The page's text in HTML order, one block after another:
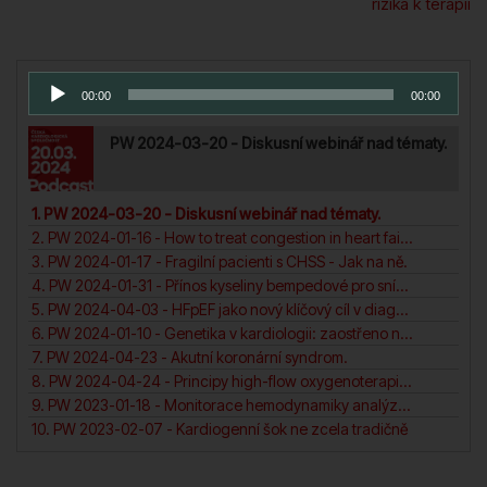
Audio
přehrávač00:00 00:00
PW 2024-03-20 - Diskusní webinář nad tématy.
1. PW 2024-03-20 - Diskusní webinář nad tématy.
2. PW 2024-01-16 - How to treat congestion in heart failure?
3. PW 2024-01-17 - Fragilní pacienti s CHSS - Jak na ně.
4. PW 2024-01-31 - Přínos kyseliny bempedové pro snížení KV rizika pacientů. N
5. PW 2024-04-03 - HFpEF jako nový klíčový cíl v diagnosticea léčbě srdečního selhání.
6. PW 2024-01-10 - Genetika v kardiologii: zaostřeno na (ne)dilatační a arytmogenní kardiomyopatii pravé komory.
7. PW 2024-04-23 - Akutní koronární syndrom.
8. PW 2024-04-24 - Principy high-flow oxygenoterapie v intenzivní péči. N
9. PW 2023-01-18 - Monitorace hemodynamiky analýza arteriální křivky.
10. PW 2023-02-07 - Kardiogenní šok ne zcela tradičně